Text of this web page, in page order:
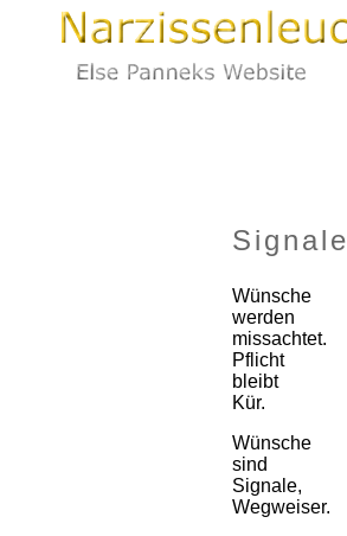
Signale
Wünsche
werden
missachtet.
Pflicht
bleibt
Kür.
Wünsche
sind
Signale,
Wegweiser.